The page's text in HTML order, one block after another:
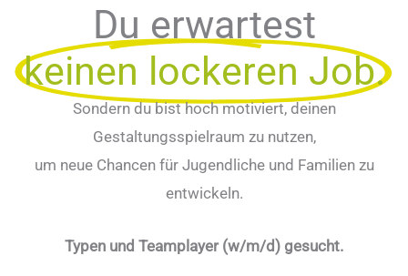
Du erwartest
keinen lockeren Job.
Sondern du bist hoch motiviert, deinen
Gestaltungsspielraum zu nutzen,
um neue Chancen für Jugendliche und Familien zu
entwickeln.
Typen und Teamplayer (w/m/d) gesucht.